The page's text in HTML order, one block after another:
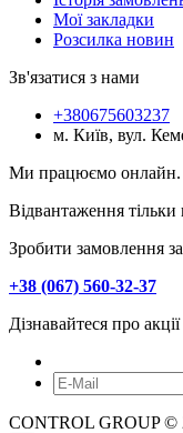
Мої закладки
Розсилка новин
Зв'язатися з нами
+380675603237
м. Київ, вул.
Ми працюємо онлайн.
Відвантаження
Зробити замовлення
+38 (067) 560-32-37
Дізнавайтеся про
CONTROL GROUP ©